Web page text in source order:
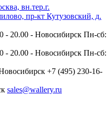
вн.тер.г.
пр-кт Кутузовский, д.
Пн-сб:
Пн-сб:
+7 (495) 230-16-
sales@wallery.ru